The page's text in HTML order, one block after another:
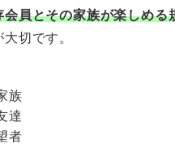
会員とその家族が楽しめる
切です。
族
達
者